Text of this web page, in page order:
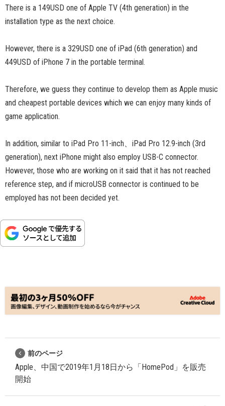
There is a 149USD one of Apple TV (4th generation) in the
installation type as the next choice.
However, there is a 329USD one of iPad (6th generation) and
449USD of iPhone 7 in the portable terminal.
Therefore, we guess they continue to develop them as Apple music
and cheapest portable devices which we can enjoy many kinds of
game application.
In addition, similar to iPad Pro 11-inch、iPad Pro 12.9-inch (3rd
generation), next iPhone might also employ USB-C connector.
However, those who are working on it said that it has not reached
reference step, and if microUSB connector is continued to be
employed has not been decided yet.
前のページ
Apple、中国で2019年1月18日から「HomePod」を販売
開始